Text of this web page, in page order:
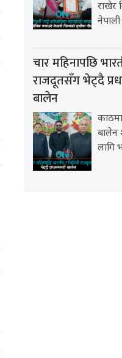
राखेर
चार महिनापछि
राजदूतसँग भेट्दै
बालेन
बालेन
लागि